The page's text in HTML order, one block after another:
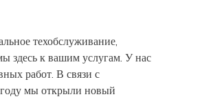
техобслуживание,
здесь к вашим услугам. У нас
работ. В связи с
мы открыли новый